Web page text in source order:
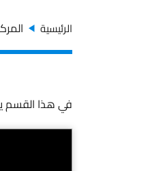
الرئيسية
في هذا القسم